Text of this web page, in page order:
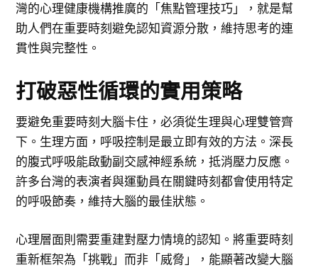
灣的心理健康機構推廣的「焦點管理技巧」，就是幫
助人們在重要時刻避免認知資源分散，維持思考的連
貫性與完整性。
打破惡性循環的實用策略
要避免重要時刻大腦卡住，必須從生理與心理雙管齊
下。生理方面，呼吸控制是最立即有效的方法。深長
的腹式呼吸能啟動副交感神經系統，抵消壓力反應。
許多台灣的表演者與運動員在關鍵時刻都會使用特定
的呼吸節奏，維持大腦的最佳狀態。
心理層面則需要重建對壓力情境的認知。將重要時刻
重新框架為「挑戰」而非「威脅」，能顯著改變大腦